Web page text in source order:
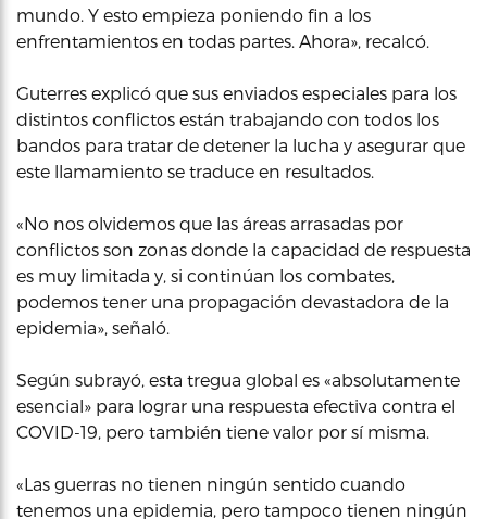
mundo. Y esto empieza poniendo fin a los
enfrentamientos en todas partes. Ahora», recalcó.
Guterres explicó que sus enviados especiales para los
distintos conflictos están trabajando con todos los
bandos para tratar de detener la lucha y asegurar que
este llamamiento se traduce en resultados.
«No nos olvidemos que las áreas arrasadas por
conflictos son zonas donde la capacidad de respuesta
es muy limitada y, si continúan los combates,
podemos tener una propagación devastadora de la
epidemia», señaló.
Según subrayó, esta tregua global es «absolutamente
esencial» para lograr una respuesta efectiva contra el
COVID-19, pero también tiene valor por sí misma.
«Las guerras no tienen ningún sentido cuando
tenemos una epidemia, pero tampoco tienen ningún